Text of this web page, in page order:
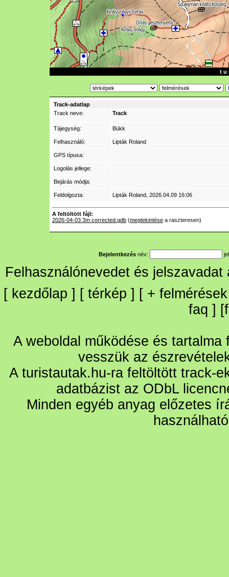
t u
Track-adatlap
Track neve:
Track
Tájegység: Bükk
Felhasználó: Lipták Roland
GPS típusa:
Logolás jellege:
Bejárás módja:
Feldolgozta: Lipták Roland , 2026.04.09 16:06
A feltöltött fájl:
2026-04-03 3m corrected.gdb (megtekintése a raszteresen)
Bejelentkezés név:
Felhasználónevedet és
[ kezdőlap ] [ térkép ] [ + felmérések
faq ] [
A weboldal működése és
vesszük az
A turistautak.hu-ra feltöltött track-
adatbázist az ODbL
Minden egyéb anyag előzetes